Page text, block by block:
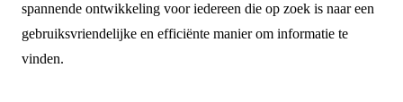
spannende ontwikkeling voor iedereen die op zoek is naar een
gebruiksvriendelijke en efficiënte manier om informatie te
vinden.